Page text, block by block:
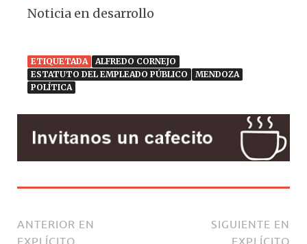
Noticia en desarrollo
ETIQUETADA
ALFREDO CORNEJO
ESTATUTO DEL EMPLEADO PÚBLICO
MENDOZA
POLÍTICA
ANTERIOR EN
EXPLÍCITO
SIGUIENTE EN
EXPLÍCITO